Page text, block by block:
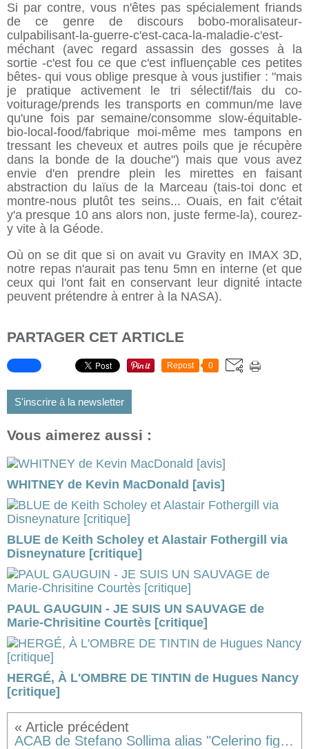
Si par contre, vous n'êtes pas spécialement friands
de ce genre de discours bobo-moralisateur-
culpabilisant-la-guerre-c'est-caca-la-maladie-c'est-
méchant (avec regard assassin des gosses à la
sortie -c'est fou ce que c'est influençable ces petites
bêtes- qui vous oblige presque à vous justifier : "mais
je pratique activement le tri sélectif/fais du co-
voiturage/prends les transports en commun/me lave
qu'une fois par semaine/consomme slow-équitable-
bio-local-food/fabrique moi-même mes tampons en
tressant les cheveux et autres poils que je récupère
dans la bonde de la douche") mais que vous avez
envie d'en prendre plein les mirettes en faisant
abstraction du laïus de la Marceau (tais-toi donc et
montre-nous plutôt tes seins... Ouais, en fait c'était
y'a presque 10 ans alors non, juste ferme-la), courez-
y vite à la Géode.
Où on se dit que si on avait vu Gravity en IMAX 3D,
notre repas n'aurait pas tenu 5mn en interne (et que
ceux qui l'ont fait en conservant leur dignité intacte
peuvent prétendre à entrer à la NASA).
PARTAGER CET ARTICLE
Repost 0
S'inscrire à la newsletter
Vous aimerez aussi :
WHITNEY de Kevin MacDonald [avis]
BLUE de Keith Scholey et Alastair Fothergill via
Disneynature [critique]
PAUL GAUGUIN - JE SUIS UN SAUVAGE de
Marie-Chrisitine Courtès [critique]
HERGÉ, À L'OMBRE DE TINTIN de Hugues Nancy
[critique]
ACAB de Stefano Sollima alias "Celerino figlio di puttana" (sur l'air d'"Alouette gentille alouette") [critique]